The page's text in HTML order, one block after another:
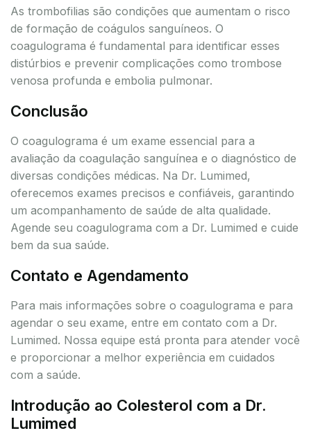
As trombofilias são condições que aumentam o risco
de formação de coágulos sanguíneos. O
coagulograma é fundamental para identificar esses
distúrbios e prevenir complicações como trombose
venosa profunda e embolia pulmonar.
Conclusão
O coagulograma é um exame essencial para a
avaliação da coagulação sanguínea e o diagnóstico de
diversas condições médicas. Na Dr. Lumimed,
oferecemos exames precisos e confiáveis, garantindo
um acompanhamento de saúde de alta qualidade.
Agende seu coagulograma com a Dr. Lumimed e cuide
bem da sua saúde.
Contato e Agendamento
Para mais informações sobre o coagulograma e para
agendar o seu exame, entre em contato com a Dr.
Lumimed. Nossa equipe está pronta para atender você
e proporcionar a melhor experiência em cuidados
com a saúde.
Introdução ao Colesterol com a Dr.
Lumimed